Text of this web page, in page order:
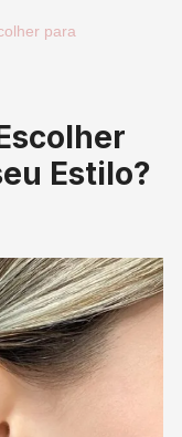
para
Estilo?